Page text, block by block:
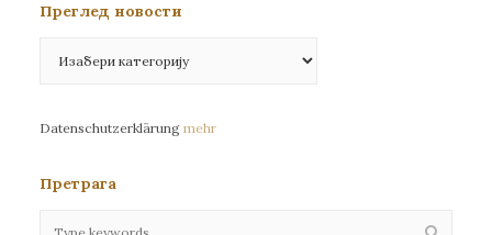
Преглед новости
новости
Datenschutzerklärung mehr
Претрага